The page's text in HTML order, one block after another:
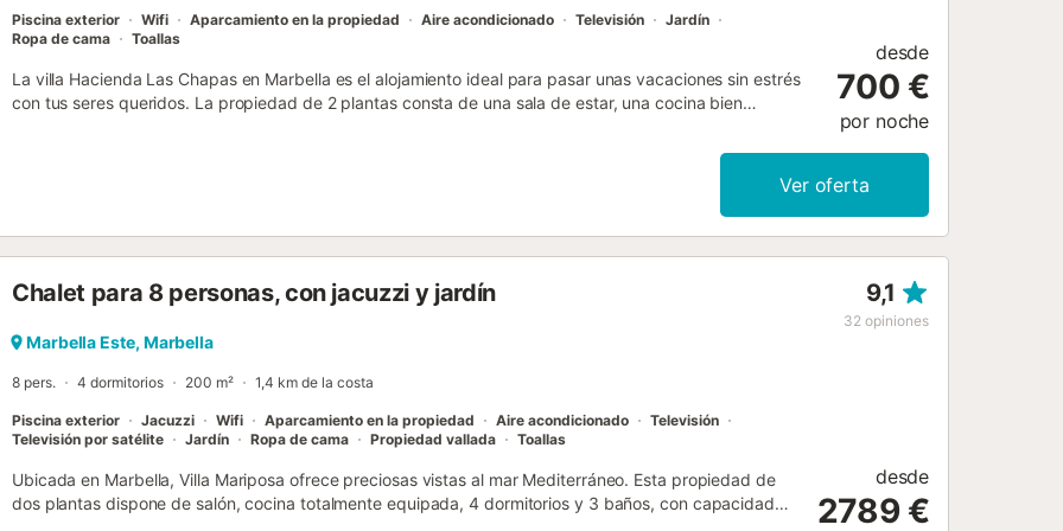
patio prin...
Piscina exterior Wifi Aparcamiento en la propiedad Aire acondicionado Televisión
Jardín
Ropa de cama
Toallas
La villa Hacienda Las Chapas en Marbella es el alojamiento ideal para pasar unas vacaciones sin estrés
con tus seres queridos. La propiedad de 2 plantas consta de una sala de estar, una cocina bien
incluyen Wi-Fi de alta velocidad (apto para videollamadas), televisión, aire acondicionado, lavadora y
secadora. Este alquiler de vacaciones ofrece un oasis privado al aire libre con piscina, jardín, terraza
descubierta, terraza cubierta, balcón y barbacoa. Hay 2 plazas de parking disponibles en la propiedad y
hay aparcamiento gratuito disponible en la calle. No se permiten mascotas, fumar ni celebrar eventos....
desde
700 €
por noche
Ver oferta
Chalet para 8 personas, con jacuzzi y jardín 9,1
32 opiniones
Marbella Este, Marbella
8 pers. 4 dormitorios 200 m² 1,4 km de la costa
Piscina exterior Jacuzzi Wifi Aparcamiento en la propiedad Aire acondicionado
Televisión
Televisión por satélite
Jardín Ropa de cama Propiedad vallada Toallas
Ubicada en Marbella, Villa Mariposa ofrece preciosas vistas al mar Mediterráneo. Esta propiedad de
dos plantas dispone de salón, cocina totalmente equipada, 4 dormitorios y 3 baños, con capacidad
desde
2789 €